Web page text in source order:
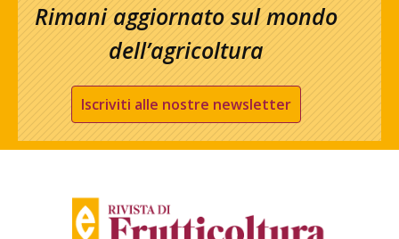
Rimani aggiornato sul mondo
dell’agricoltura
Iscriviti alle nostre newsletter